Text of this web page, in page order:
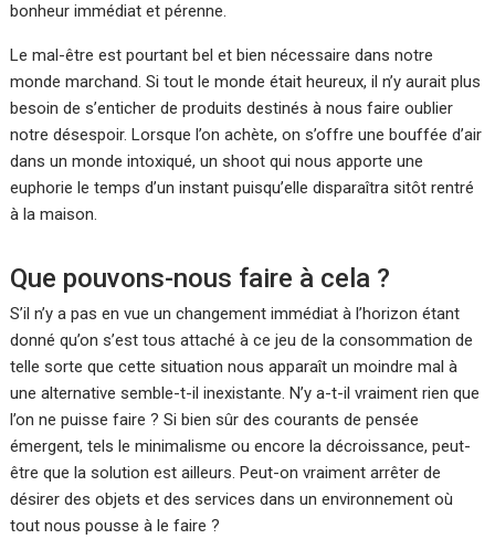
bonheur immédiat et pérenne.
Le mal-être est pourtant bel et bien nécessaire dans notre
monde marchand. Si tout le monde était heureux, il n’y aurait plus
besoin de s’enticher de produits destinés à nous faire oublier
notre désespoir. Lorsque l’on achète, on s’offre une bouffée d’air
dans un monde intoxiqué, un shoot qui nous apporte une
euphorie le temps d’un instant puisqu’elle disparaîtra sitôt rentré
à la maison.
Que pouvons-nous faire à cela ?
S’il n’y a pas en vue un changement immédiat à l’horizon étant
donné qu’on s’est tous attaché à ce jeu de la consommation de
telle sorte que cette situation nous apparaît un moindre mal à
une alternative semble-t-il inexistante. N’y a-t-il vraiment rien que
l’on ne puisse faire ? Si bien sûr des courants de pensée
émergent, tels le minimalisme ou encore la décroissance, peut-
être que la solution est ailleurs. Peut-on vraiment arrêter de
désirer des objets et des services dans un environnement où
tout nous pousse à le faire ?